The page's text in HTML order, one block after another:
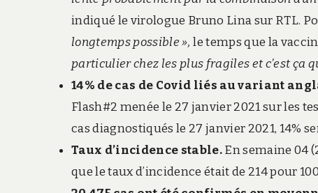
indiqué le virologue Bruno Lina sur RTL.
longtemps possible », le temps que la
particulier chez les plus fragiles et c’est ça
14% de cas de Covid liés au variant
Flash#2 menée le 27 janvier 2021 sur les
cas diagnostiqués le 27 janvier 2021, 14%
Taux d’incidence stable.En semaine 04
que le taux d’incidence était de 214 pour